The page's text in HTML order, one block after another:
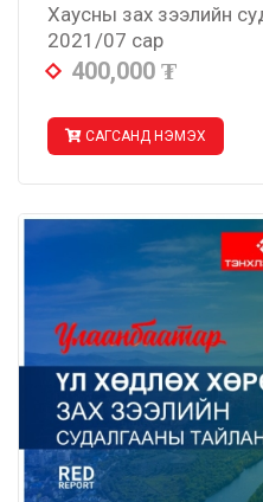
Хаусны зах зээлийн
2021/07 сар
400,000 ₮
САГСАНД НЭМЭХ